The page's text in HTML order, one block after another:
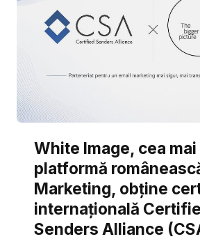
White Image, cea
platformă
Marketing, obține
internațională
Senders Alliance